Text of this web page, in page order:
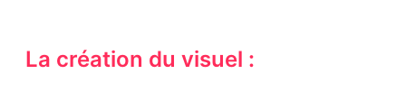
La création du visuel :